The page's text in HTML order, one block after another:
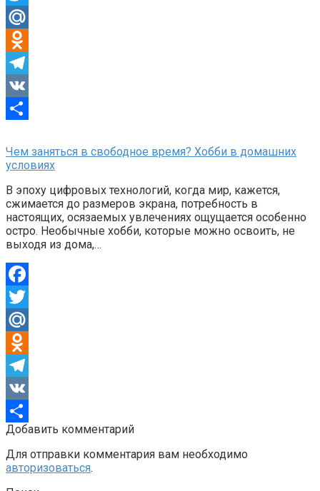
Twitter
Mail.Ru
Odnoklassniki
Telegram
VK
Чем заняться в свободное время? Хобби в домашних
условиях
В эпоху цифровых технологий, когда мир, кажется,
сжимается до размеров экрана, потребность в
настоящих, осязаемых увлечениях ощущается особенно
остро. Необычные хобби, которые можно освоить, не
выходя из дома,…
Facebook
Twitter
Mail.Ru
Odnoklassniki
Telegram
VK
Отправить
Добавить комментарий
Для отправки комментария вам необходимо
авторизоваться.